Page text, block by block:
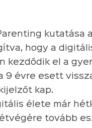
kutatása
hogy a
kezdődik el a
9 évre esett
kap.
élete már
tovább